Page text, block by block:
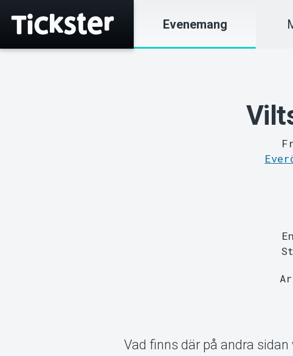
Evenemang
Vad finns där på andra